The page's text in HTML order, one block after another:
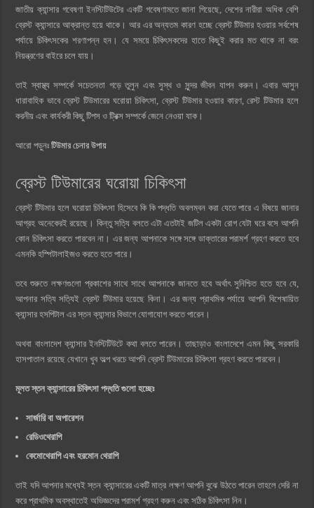
জাতীয় ক্যান্সার গবেষণা ইনস্টিটিউটের একটি গবেষণামতে জানা গিয়েছে, দেশের নারীরা অধিক বেশি
ব্রেস্ট ক্যান্সারে আক্রান্ত হয়ে থাকে। আর এর অন্যতম কারণ হচ্ছে ব্রেস্ট টিউমার হওয়ার সর্বশেষ
পর্যায়ে চিকিৎসকের শরণাপন্ন হন। যে সময়ে চিকিৎসকদের হাতে কিছুই করার মত থাকে না বরং
নিয়ন্ত্রণের বাইরে চলে যায়।
তাই স্বাস্থ্য সম্পর্কে সচেতনতা গড়ে তুলুন এবং সুস্থ ও সুন্দর জীবন যাপন করুন। এবার আসুন
ধারাবাহিক ভাবে ব্রেস্ট টিউমারের ঘরোয়া চিকিৎসা, ব্রেস্ট টিউমার হওয়ার কারণ, রেস্ট টিউমার হলে
করনীয় এবং কার্যকরী কিছু টিপস ও ট্রিক্স সম্পর্কে জেনে নেওয়া যাক।
আরো পড়ুনঃটিউমার চেনার উপায়
ব্রেস্ট টিউমারের ঘরোয়া চিকিৎসা
ব্রেস্ট টিউমার হলে ঘরোয়া চিকিৎসা হিসেবে কি কি পদ্ধতি অবলম্বন করা যেতে পারে এ বিষয়ে জানার
আগ্রহ অনেকেরই রয়েছে। কিন্তু সত্যি বলতে এটা এতটাই জটিল একটা রোগ যেটা ঘরে বসে আপনি
কোন চিকিৎসা করতে পারবেন না। এর জন্য আপনাকে সঙ্গে সঙ্গে ডাক্তারের পরামর্শ গ্রহণ করতে হবে
এমনকি হস্পিটালাইজও করতে হতে পারে।
তবে শুরুতে লক্ষণগুলো প্রকাশের সাথে সাথে আপনাকে জানতে হবে অর্থাৎ সুনিশ্চিত হতে হবে যে,
আপনার সত্যি সত্যিই ব্রেস্ট টিউমার হয়েছে কিনা। এর জন্য প্রাথমিক পর্যায়ে আপনি বিশেষায়িত
ক্যান্সার হসপিটাল এর স্তন ক্যান্সার বিভাগে যোগাযোগ করতে পারেন।
অথবা বাংলাদেশ ক্যান্সার ইনস্টিটিউটে কথা বলতে পারেন। তাছাড়াও বাংলাদেশে এমন কিছু সরকারি
হাসপাতাল রয়েছে যেখানে খুব অল্প খরচে আপনি ব্রেস্ট টিউমারের চিকিৎসা গ্রহণ করতে পারবেন।
মূলত স্তন ক্যান্সারের চিকিৎসা পদ্ধতি গুলো হচ্ছেঃ
সার্জারি বা অপারেশন
রেডিওথেরাপি
কেমোথেরাপি এবং হরমোন থেরাপি
তাই যদি আপনার মধ্যেই স্তন ক্যান্সারের একটি মাত্র লক্ষণ আপনি বুঝে উঠতে পারেন তাহলে দেরি না
করে প্রাথমিক অবস্থাতেই অভিজ্ঞদের পরামর্শ গ্রহণ করুন এবং সঠিক চিকিৎসা নিন।